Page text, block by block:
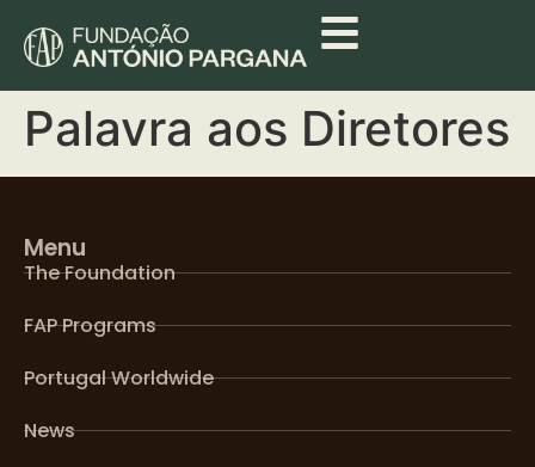
Palavra aos Diretores
Menu
The Foundation
FAP Programs
Portugal Worldwide
News